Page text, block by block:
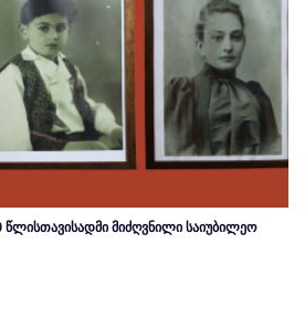
წლისთავისადმი მიძღვნილი საიუბილეო